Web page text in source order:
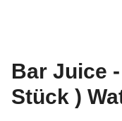
Bar Juice
Stück )